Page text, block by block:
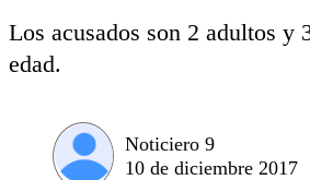
Los acusados son 2 adultos y
edad.
Noticiero 9
10 de diciembre 2017